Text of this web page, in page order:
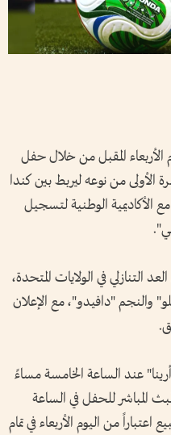
احتفالات كأس العالم 2026 يوم الأربعاء المقبل من خلال حفل
الأولى من نوعه ليربط بين كندا
الأكاديمية الوطنية لتسجيل
في الولايات المتحدة،
والنجم "دافيدو"، مع الإعلان
عند الساعة الخامسة مساءً
المباشر للحفل في الساعة
من اليوم الأربعاء في تمام